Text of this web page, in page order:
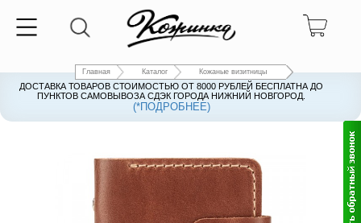
Главная Каталог Кожаные визитницы
ДОСТАВКА ТОВАРОВ СТОИМОСТЬЮ ОТ 8000 РУБЛЕЙ БЕСПЛАТНА ДО
ПУНКТОВ САМОВЫВОЗА СДЭК ГОРОДА НИЖНИЙ НОВГОРОД.
(*ПОДРОБНЕЕ)